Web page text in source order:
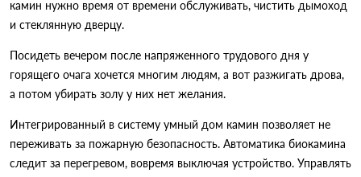
камин нужно время от времени обслуживать, чистить дымоход
и стеклянную дверцу.
Посидеть вечером после напряженного трудового дня у
горящего очага хочется многим людям, а вот разжигать дрова,
а потом убирать золу у них нет желания.
Интегрированный в систему умный дом камин позволяет не
переживать за пожарную безопасность. Автоматика биокамина
следит за перегревом, вовремя выключая устройство. Управлять